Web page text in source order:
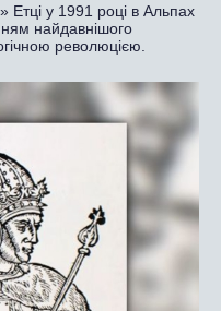
Етці у 1991 році в Альпах
найдавнішого
революцією.